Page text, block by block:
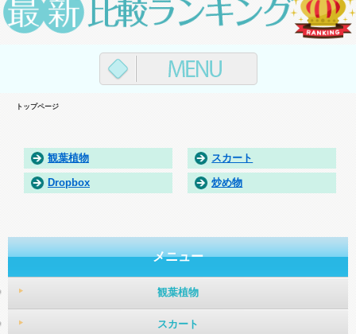
トップページ
観葉植物
Dropbox
スカート
炒め物
メニュー
観葉植物
スカート